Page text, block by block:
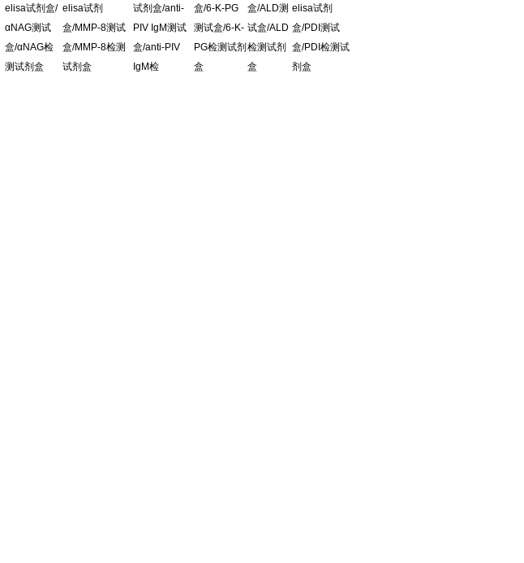
elisa试剂盒/
αNAG测试
盒/αNAG检
测试剂盒
elisa试剂
盒/MMP-8测试
盒/MMP-8检测
试剂盒
试剂盒/anti-
PIV IgM测试
盒/anti-PIV
IgM检
盒/6-K-PG
测试盒/6-K-
PG检测试剂
盒
盒/ALD测
试盒/ALD
检测试剂
盒
elisa试剂
盒/PDI测试
盒/PDI检测试
剂盒